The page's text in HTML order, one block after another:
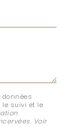
données
suivi et le
Voir